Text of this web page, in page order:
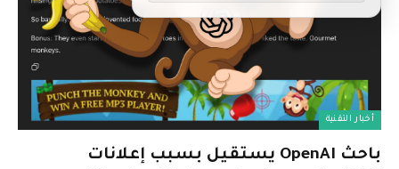
أخبار التقنية
باحث OpenAI يستقيل بسبب إعلانات